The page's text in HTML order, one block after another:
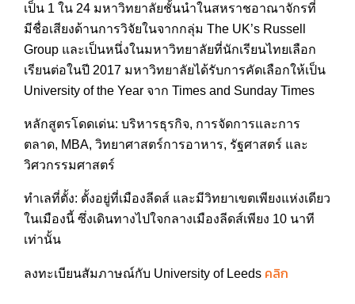
เป็น 1 ใน 24 มหาวิทยาลัยชั้นนำในสหราชอาณาจักรที่
มีชื่อเสียงด้านการวิจัยในจากกลุ่ม The UK’s Russell
Group และเป็นหนึ่งในมหาวิทยาลัยที่นักเรียนไทยเลือก
เรียนต่อในปี 2017 มหาวิทยาลัยได้รับการคัดเลือกให้เป็น
University of the Year จาก Times and Sunday Times
หลักสูตรโดดเด่น: บริหารธุรกิจ, การจัดการและการ
ตลาด, MBA, วิทยาศาสตร์การอาหาร, รัฐศาสตร์ และ
วิศวกรรมศาสตร์
ทำเลที่ตั้ง: ตั้งอยู่ที่เมืองลีดส์ และมีวิทยาเขตเพียงแห่งเดียว
ในเมืองนี้ ซึ่งเดินทางไปใจกลางเมืองลีดส์เพียง 10 นาที
เท่านั้น
ลงทะเบียนสัมภาษณ์กับ University of Leeds คลิก